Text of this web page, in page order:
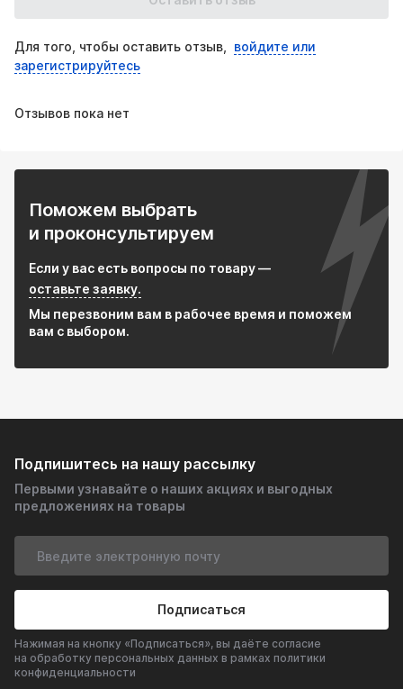
Для того, чтобы оставить отзыв, войдите или
зарегистрируйтесь
Отзывов пока нет
Поможем выбрать
и проконсультируем
Если у вас есть вопросы по товару —
оставьте заявку.
Мы перезвоним вам в рабочее время и поможем
вам с выбором.
Подпишитесь на нашу рассылку
Первыми узнавайте о наших акциях и выгодных
предложениях на товары
Подписаться
Нажимая на кнопку «Подписаться», вы даёте согласие
на обработку персональных данных в рамках политики
конфиденциальности